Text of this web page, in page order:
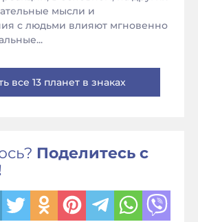
мысли и
с людьми влияют мгновенно
все 13 планет в знаках
Поделитесь с